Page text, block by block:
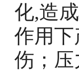
化,造
作用
伤；